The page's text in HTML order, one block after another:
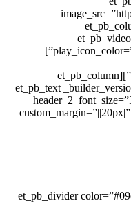
play_icon_color=”#7272ff” _builder_version=”3.0.82″ box_shadow_style=”preset1″ box_shadow_vertical=”0px” box_shadow_blur=”60px” box_shadow_color=”rgba(71,74,182,0.12)” locked=”off”]
custom_padding=”100px|0px|100px|0px”][et_pb_row _builder_version=”3.25″ background_size=”initial” background_position=”top_left” background_repeat=”repeat” locked=”off”][et_pb_column
type=”4_4″ _builder_version=”3.25″
[/